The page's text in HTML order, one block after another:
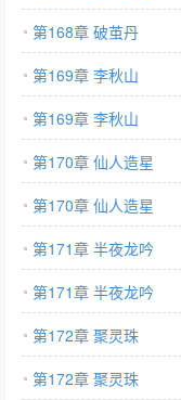
第168章 破茧丹
第169章 李秋山
第169章 李秋山
第170章 仙人造星
第170章 仙人造星
第171章 半夜龙吟
第171章 半夜龙吟
第172章 聚灵珠
第172章 聚灵珠